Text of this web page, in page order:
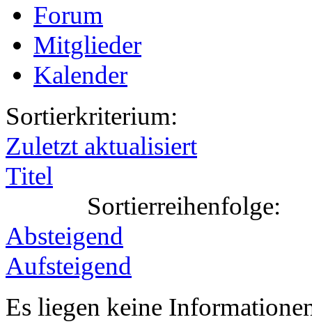
Forum
Mitglieder
Kalender
Sortierkriterium:
Zuletzt aktualisiert
Titel
Sortierreihenfolge:
Absteigend
Aufsteigend
Es liegen keine